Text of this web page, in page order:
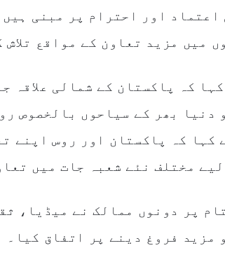
اعتماد اور احترام پر مبنی
میں مزید تعاون کے مواقع تلاش
کہ پاکستان کے شمالی علاقہ
دنیا بھر کے سیاحوں بالخصوص
کہا کہ پاکستان اور روس اپنے
مختلف نئے شعبہ جات میں
پر دونوں ممالک نے میڈیا،
مزید فروغ دینے پر اتفاق کیا۔